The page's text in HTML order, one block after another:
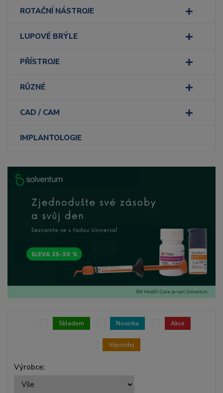
ROTAČNÍ NÁSTROJE
LUPOVÉ BRÝLE
PŘÍSTROJE
RŮZNÉ
CAD / CAM
IMPLANTOLOGIE
Výrobce:
Skladem Novinka Akce
Výprodej